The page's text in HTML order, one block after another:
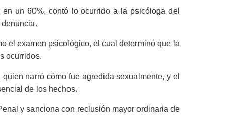
un 60%, contó lo ocurrido a la psicóloga del
el examen psicológico, el cual determinó que la
ocurridos.
narró cómo fue agredida sexualmente, y el
de los hechos.
y sanciona con reclusión mayor ordinaria de